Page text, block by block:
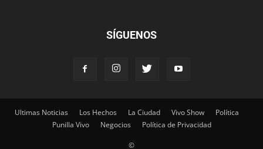
SÍGUENOS
Ultimas Noticias Los Hechos La Ciudad Vivo Show
Política
Punilla Vivo
Negocios Política de Privacidad
©